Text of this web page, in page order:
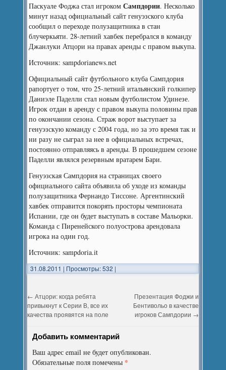
Паскуале Фоджа стал игрокомСампдории.Несколько
минут назад официальный сайт генуэзского клуба
сообщил о переходе полузащитника в стан
блучеркьяти. 28-летний хавбек перебрался в команду
Джанлуки Атцори на правах аренды с правом выкупа.
Источник: sampdorianews.net
Официальный сайт футбольного клуба Сампдория
рапортует о том, что 25-летний итальянский голкипер
Даниэле Паделли стал новым футболистом Удинезе.
Игрок отдан в аренду с правом выкупа половины прав
по окончании сезона. Страж ворот выступает за
генуэзскую команду с 2004 года, но за это время так и
ни разу не сыграл за нее в официальных встречах,
постоянно отправляясь в аренды. В прошедшем сезоне
Паделли являлся резервным вратарем Бари.
Генуэзская Сампдория на страницах своего
официального сайта объявила об уходе из команды
полузащитника Фернандо Тиссоне. Аргентинский
хавбек отправится покорять просторы чемпионата
Испании, где он будет выступать в составе Мальорки.
Команда с Пиренейского полуострова арендовала
игрока на один год.
Источник: sampdoria.it
31.08.2011 | Просмотры: 532 |
← Атцори: когда ребята
привыкнут к Серии В, все их
качества проявятся на поле
Презентация Фоджи и
Бентивольо в качестве
игроков Сампдории →
Добавить комментарий
Ваш адрес email не будет опубликован.
Обязательные поля помечены *